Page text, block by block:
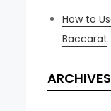
How to
Baccarat
ARCHIVES